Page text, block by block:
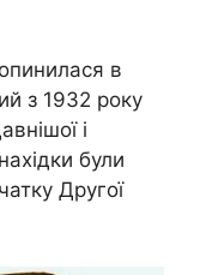
в
з 1932 року
і
були
Другої